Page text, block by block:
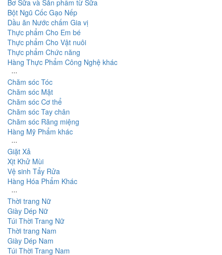
Bơ Sữa và Sản phẩm từ Sữa
Bột Ngũ Cốc Gạo Nếp
Dầu ăn Nước chấm Gia vị
Thực phẩm Cho Em bé
Thực phẩm Cho Vật nuôi
Thực phẩm Chức năng
Hàng Thực Phẩm Công Nghệ khác
∙∙∙
Chăm sóc Tóc
Chăm sóc Mặt
Chăm sóc Cơ thể
Chăm sóc Tay chân
Chăm sóc Răng miệng
Hàng Mỹ Phẩm khác
∙∙∙
Giặt Xả
Xịt Khử Mùi
Vệ sinh Tẩy Rửa
Hàng Hóa Phẩm Khác
∙∙∙
Thời trang Nữ
Giày Dép Nữ
Túi Thời Trang Nữ
Thời trang Nam
Giày Dép Nam
Túi Thời Trang Nam